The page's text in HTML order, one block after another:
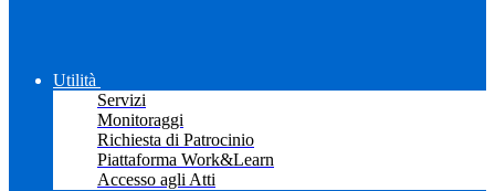
Utilità
Servizi
Monitoraggi
Richiesta di Patrocinio
Piattaforma Work&Learn
Accesso agli Atti